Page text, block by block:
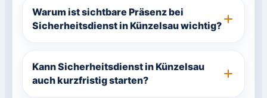
Warum ist sichtbare Präsenz bei
Sicherheitsdienst in Künzelsau wichtig?
Kann Sicherheitsdienst in Künzelsau
auch kurzfristig starten?